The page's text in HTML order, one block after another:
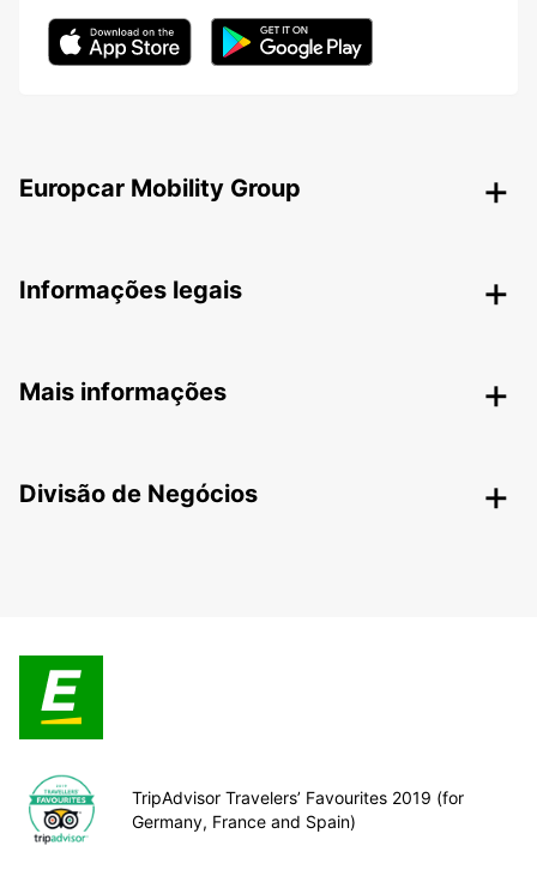
Europcar Mobility Group
Informações legais
Mais informações
Divisão de Negócios
TripAdvisor Travelers’ Favourites 2019 (for
Germany, France and Spain)